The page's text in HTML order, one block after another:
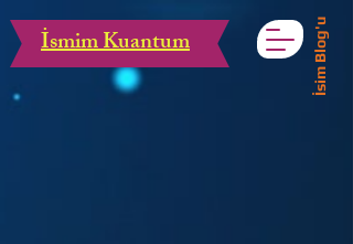
İsmim Kuantum İsim Blog'u